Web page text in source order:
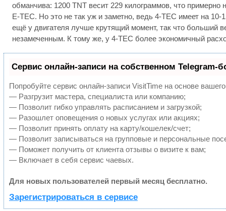
обманчива: 1200 TNT весит 229 килограммов, что примерно
E-TEC. Но это не так уж и заметно, ведь 4-TEC имеет на
ещё у двигателя лучше крутящий момент, так что больший
незамеченным. К тому же, у 4-TEC более экономичный
Сервис онлайн-записи на собственном Telegram-
Попробуйте сервис онлайн-записи VisitTime на основе
— Разгрузит мастера, специалиста или компанию;
— Позволит гибко управлять расписанием и загрузкой;
— Разошлет оповещения о новых услугах или акциях;
— Позволит принять оплату на карту/кошелек/счет;
— Позволит записываться на групповые и персональные
— Поможет получить от клиента отзывы о визите к вам;
— Включает в себя сервис чаевых.
Для новых пользователей первый месяц бесплатно.
Зарегистрироваться в сервисе